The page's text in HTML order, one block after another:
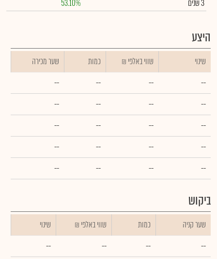
3 שנים
53.10%
היצע
שינוי ₪ שווי באלפי כמות
שער מכירה
--
--
--
--
--
--
--
--
--
--
--
--
--
--
--
--
--
--
--
--
ביקוש
שער קניה כמות ₪ שווי באלפי
שינוי
--
--
--
--